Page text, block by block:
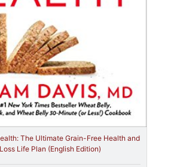
The Ultimate Grain-Free Health and
Life Plan (English Edition)